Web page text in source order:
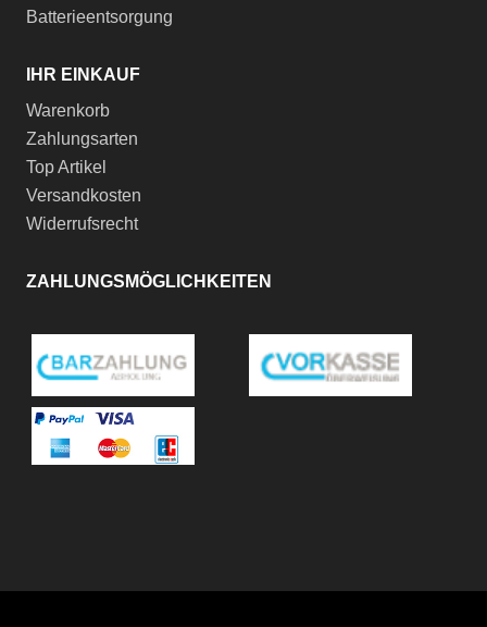
Batterieentsorgung
IHR EINKAUF
Warenkorb
Zahlungsarten
Top Artikel
Versandkosten
Widerrufsrecht
ZAHLUNGSMÖGLICHKEITEN